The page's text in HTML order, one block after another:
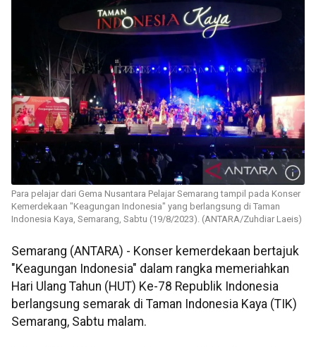
Para pelajar dari Gema Nusantara Pelajar Semarang tampil pada Konser
Kemerdekaan "Keagungan Indonesia" yang berlangsung di Taman
Indonesia Kaya, Semarang, Sabtu (19/8/2023). (ANTARA/Zuhdiar Laeis)
Semarang (ANTARA) - Konser kemerdekaan bertajuk
"Keagungan Indonesia" dalam rangka memeriahkan
Hari Ulang Tahun (HUT) Ke-78 Republik Indonesia
berlangsung semarak di Taman Indonesia Kaya (TIK)
Semarang, Sabtu malam.